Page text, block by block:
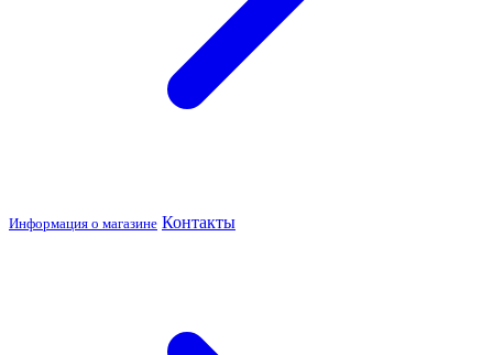
Информация о магазине Контакты